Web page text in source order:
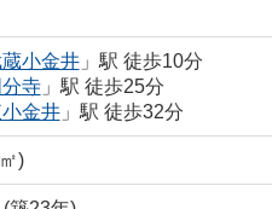
小金井」駅 徒歩10分
分寺」駅 徒歩25分
金井」駅 徒歩32分
)